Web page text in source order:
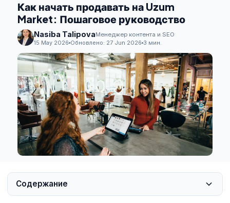
Как начать продавать на Uzum
Market: Пошаговое руководство
Nasiba TalipovaМенеджер контента и SEO
15 May 2026 Обновлено: 27 Jun 2026 3 мин.
Содержание